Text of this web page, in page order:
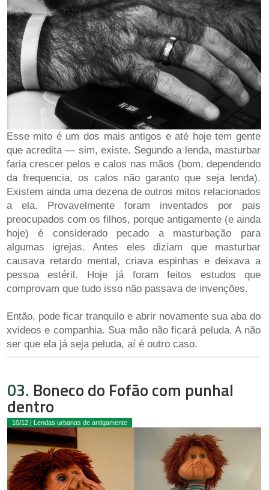
Esse mito é um dos mais antigos e até hoje tem gente
que acredita — sim, existe. Segundo a lenda, masturbar
faria crescer pelos e calos nas mãos (bom, dependendo
da frequencia, os calos não garanto que seja lenda).
Existem ainda uma dezena de outros mitos relacionados
a ela. Provavelmente foram inventados por pais
preocupados com os filhos, porque antigamente (e ainda
hoje) é considerado pecado a masturbação para
algumas igrejas. Antes eles diziam que masturbar
causava retardo mental, criava espinhas e deixava a
pessoa estéril. Hoje já foram feitos estudos que
comprovam que tudo isso não passava de invenções.
Então, pode ficar tranquilo e abrir novamente sua aba do
xvideos e companhia. Sua mão não ficará peluda. A não
ser que ela já seja peluda, aí é outro caso.
03. Boneco do Fofão com punhal
dentro
10/12 | Lendas urbanas de antigamente